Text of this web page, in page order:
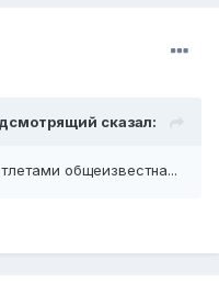
сказал:
общеизвестна...